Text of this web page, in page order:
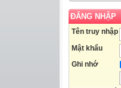
ĐĂNG NHẬP
Tên truy nhập
Mật khẩu
Ghi nhớ